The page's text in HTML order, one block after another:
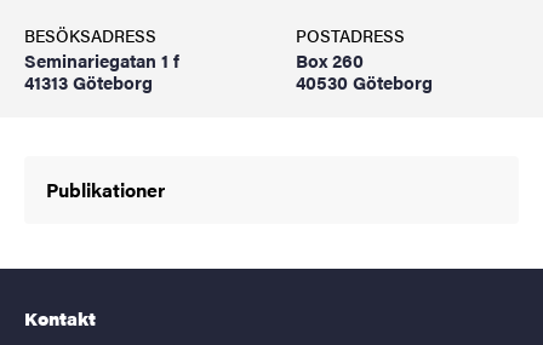
BESÖKSADRESS
Seminariegatan 1 f
41313 Göteborg
POSTADRESS
Box 260
40530 Göteborg
Publikationer
Kontakt